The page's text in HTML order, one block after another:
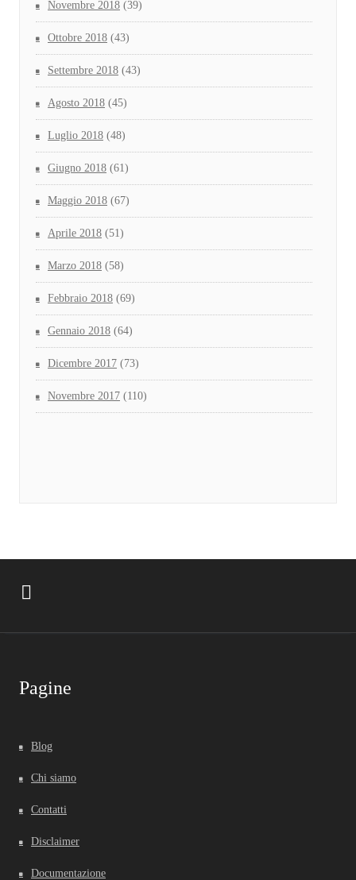
Novembre 2018 (39)
Ottobre 2018 (43)
Settembre 2018 (43)
Agosto 2018 (45)
Luglio 2018 (48)
Giugno 2018 (61)
Maggio 2018 (67)
Aprile 2018 (51)
Marzo 2018 (58)
Febbraio 2018 (69)
Gennaio 2018 (64)
Dicembre 2017 (73)
Novembre 2017 (110)
Pagine
Blog
Chi siamo
Contatti
Disclaimer
Documentazione